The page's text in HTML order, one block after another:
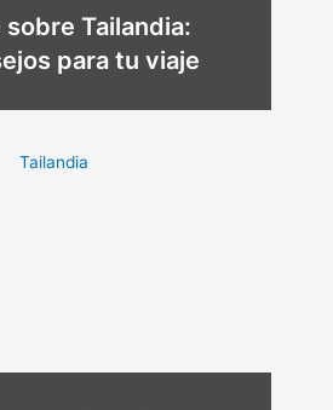
sobre Tailandia:
para tu viaje